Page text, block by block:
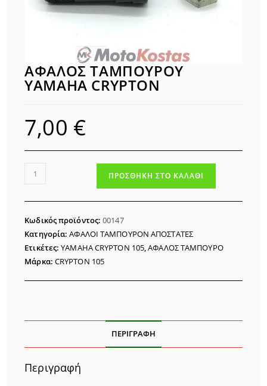
ΑΦΑΛΟΣ ΤΑΜΠΟΥΡΟΥ
YAMAHA CRYPTON
7,00 €
ΑΦΑΛΟΣ
YAMAHA
CRYPTON
ποσότητα
ΠΡΟΣΘΉΚΗ ΣΤΟ ΚΑΛΆΘΙ
Κωδικός προϊόντος:00147
Κατηγορία:ΑΦΑΛΟΙ ΤΑΜΠΟΥΡΟΝ ΑΠΟΣΤΑΤΕΣ
Ετικέτες:YAMAHA CRYPTON 105,ΑΦΑΛΟΣ ΤΑΜΠΟΥΡΟ
Μάρκα: CRYPTON 105
ΠΕΡΙΓΡΑΦΉ
Περιγραφή